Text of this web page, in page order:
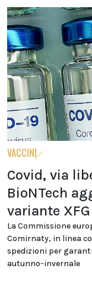
VACCINI
Covid, via
BioNTech
variante XFG
La Commissione
Comirnaty, in linea
spedizioni per
autunno-invernale